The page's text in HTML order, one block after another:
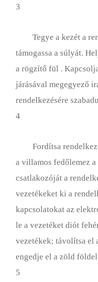
3
Tegye a kezét a
támogassa a súlyát.
a rögzítő fül .
járásával megegyező
rendelkezésére
4
Fordítsa
a villamos fedőlemez
csatlakozóját a
vezetékeket ki a
kapcsolatokat az
le a vezetéket diót
vezetékek; távolítsa el
engedje el a zöld
5